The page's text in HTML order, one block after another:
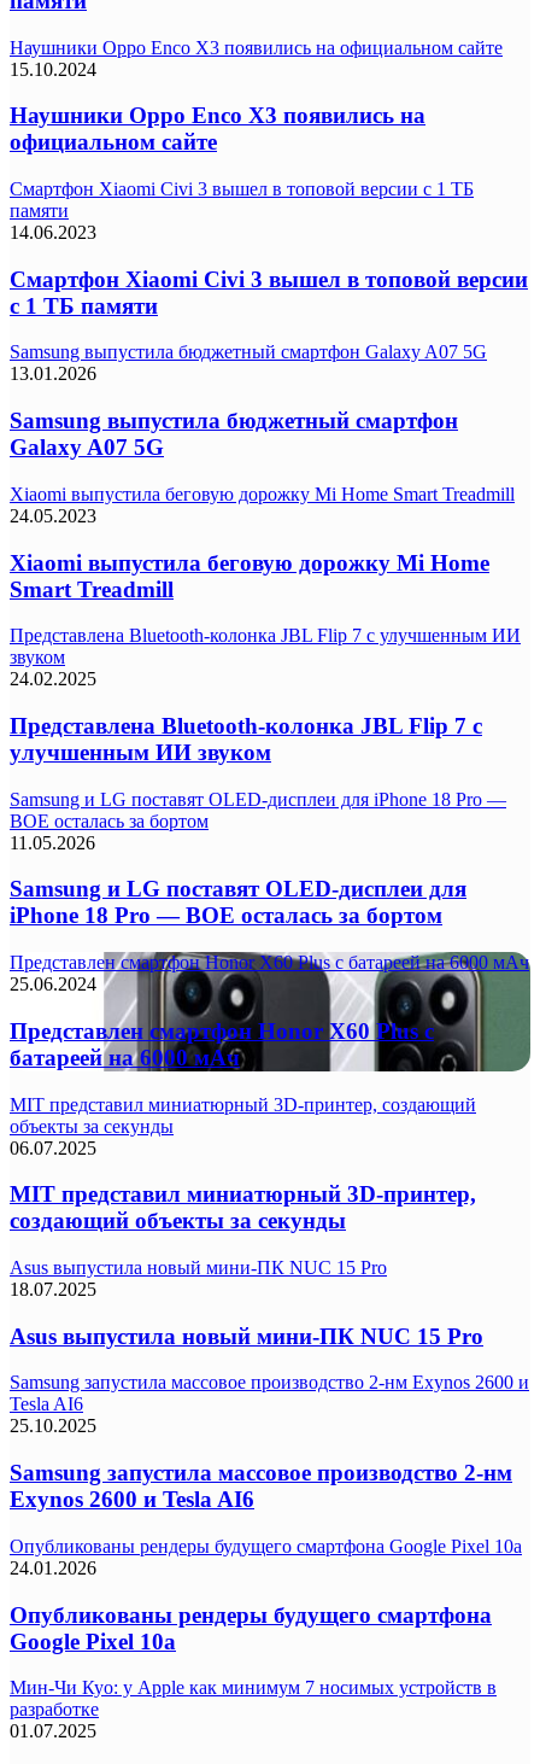
Наушники Oppo Enco X3 появились на официальном сайте
15.10.2024
Наушники Oppo Enco X3 появились на
официальном сайте
Смартфон Xiaomi Civi 3 вышел в топовой версии с 1 ТБ
памяти
14.06.2023
Смартфон Xiaomi Civi 3 вышел в топовой версии
с 1 ТБ памяти
Samsung выпустила бюджетный смартфон Galaxy A07 5G
13.01.2026
Samsung выпустила бюджетный смартфон
Galaxy A07 5G
Xiaomi выпустила беговую дорожку Mi Home Smart Treadmill
24.05.2023
Xiaomi выпустила беговую дорожку Mi Home
Smart Treadmill
Представлена Bluetooth-колонка JBL Flip 7 с улучшенным ИИ
звуком
24.02.2025
Представлена Bluetooth-колонка JBL Flip 7 с
улучшенным ИИ звуком
Samsung и LG поставят OLED-дисплеи для iPhone 18 Pro —
BOE осталась за бортом
11.05.2026
Samsung и LG поставят OLED-дисплеи для
iPhone 18 Pro — BOE осталась за бортом
Представлен смартфон Honor X60 Plus с батареей на 6000 мАч
25.06.2024
Представлен смартфон Honor X60 Plus с
батареей на 6000 мАч
MIT представил миниатюрный 3D-принтер, создающий
объекты за секунды
06.07.2025
MIT представил миниатюрный 3D-принтер,
создающий объекты за секунды
Asus выпустила новый мини-ПК NUC 15 Pro
18.07.2025
Asus выпустила новый мини-ПК NUC 15 Pro
Samsung запустила массовое производство 2-нм Exynos 2600 и
Tesla AI6
25.10.2025
Samsung запустила массовое производство 2-нм
Exynos 2600 и Tesla AI6
Опубликованы рендеры будущего смартфона Google Pixel 10a
24.01.2026
Опубликованы рендеры будущего смартфона
Google Pixel 10a
Мин-Чи Куо: у Apple как минимум 7 носимых устройств в
разработке
01.07.2025